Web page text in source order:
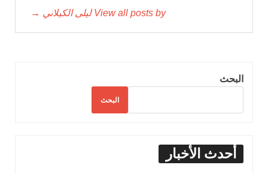
View all posts by ليلى الكيلاني →
البحث
البحث
أحدث الأخبار